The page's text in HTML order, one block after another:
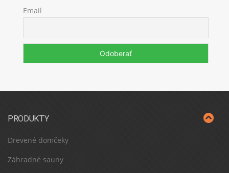
Email
PRODUKTY
Drevené domčeky
Záhradné sauny